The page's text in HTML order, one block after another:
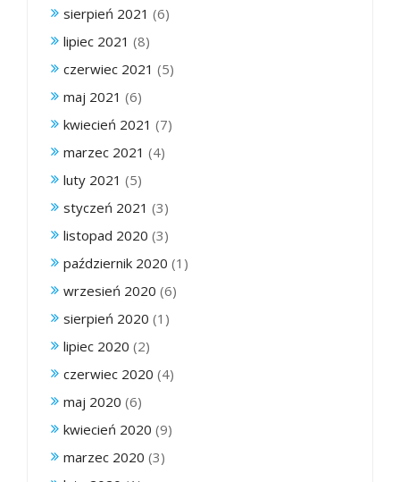
sierpień 2021 (6)
lipiec 2021 (8)
czerwiec 2021 (5)
maj 2021 (6)
kwiecień 2021 (7)
marzec 2021 (4)
luty 2021 (5)
styczeń 2021 (3)
listopad 2020 (3)
październik 2020 (1)
wrzesień 2020 (6)
sierpień 2020 (1)
lipiec 2020 (2)
czerwiec 2020 (4)
maj 2020 (6)
kwiecień 2020 (9)
marzec 2020 (3)